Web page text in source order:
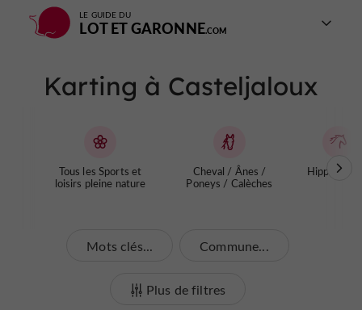
LE GUIDE DU
LOT ET GARONNE
Karting à Casteljaloux
Tous les Sports et
loisirs pleine nature
Cheval / Ânes /
Poneys / Calèches
Mots clés... Commune...
Plus de filtres